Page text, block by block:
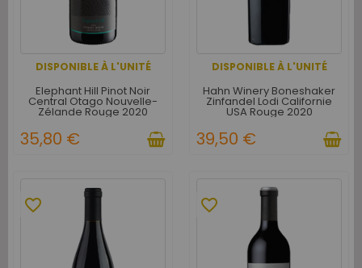
DISPONIBLE À L'UNITÉ
Elephant Hill Pinot Noir
Central Otago Nouvelle-
Zélande Rouge 2020
35,80 €
DISPONIBLE À L'UNITÉ
Hahn Winery Boneshaker
Zinfandel Lodi Californie
USA Rouge 2020
39,50 €
favorite_border favorite_border